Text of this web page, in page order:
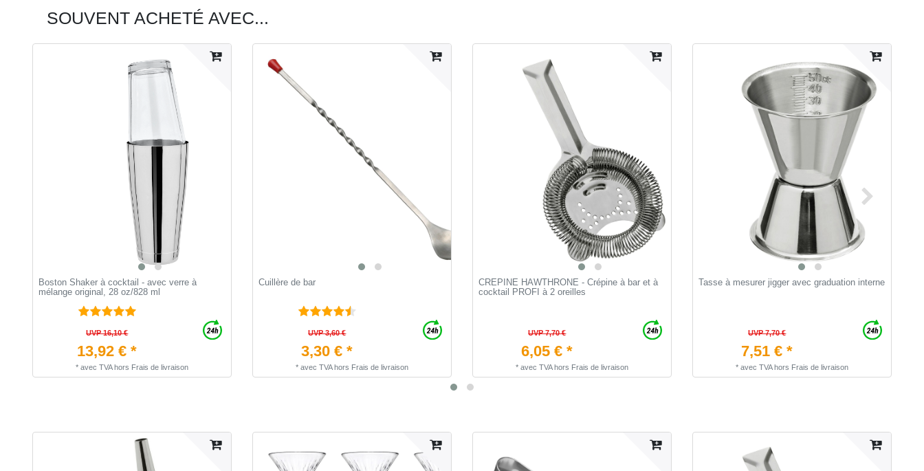
SOUVENT ACHETÉ AVEC...
Boston Shaker à cocktail - avec verre à
mélange original, 28 oz/828 ml
UVP 16,10 €
13,92 € *
* avec TVAhors Frais de livraison
Cuillère de bar
UVP 3,60 €
3,30 € *
* avec TVAhors Frais de livraison
CREPINE HAWTHRONE - Crépine à bar et à
cocktail PROFI à 2 oreilles
UVP 7,70 €
6,05 € *
* avec TVAhors Frais de livraison
Tasse à mesurer jigger avec graduation interne
UVP 7,70 €
7,51 € *
* avec TVAhors Frais de livraison